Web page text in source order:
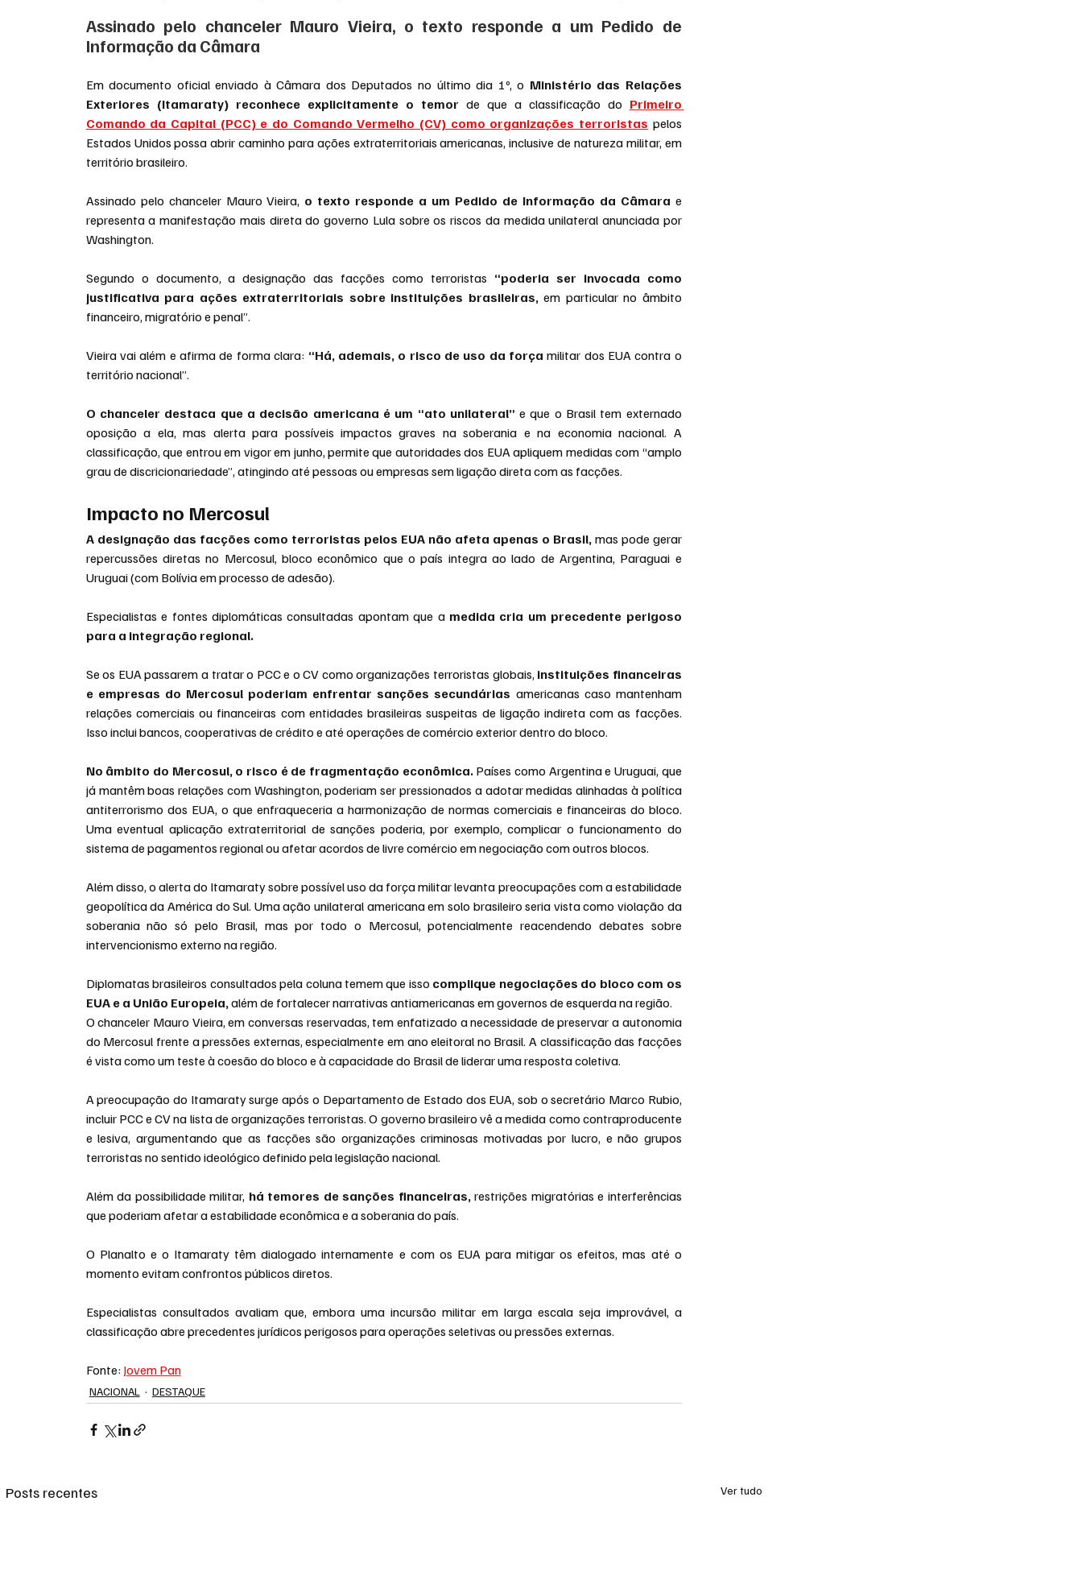
Assinado pelo chanceler Mauro Vieira, o texto responde a um Pedido de
Informação da Câmara
Em documento oficial enviado à Câmara dos Deputados no último dia 1º, o Ministério das Relações
Exteriores (Itamaraty) reconhece explicitamente o temor de que a classificação do Primeiro
Comando da Capital (PCC) e do Comando Vermelho (CV) como organizações terroristas pelos
Estados Unidos possa abrir caminho para ações extraterritoriais americanas, inclusive de natureza militar, em
território brasileiro.
Assinado pelo chanceler Mauro Vieira, o texto responde a um Pedido de Informação da Câmara e
representa a manifestação mais direta do governo Lula sobre os riscos da medida unilateral anunciada por
Washington.
Segundo o documento, a designação das facções como terroristas “poderia ser invocada como
justificativa para ações extraterritoriais sobre instituições brasileiras, em particular no âmbito
financeiro, migratório e penal”.
Vieira vai além e afirma de forma clara: “Há, ademais, o risco de uso da força militar dos EUA contra o
território nacional”.
O chanceler destaca que a decisão americana é um “ato unilateral” e que o Brasil tem externado
oposição a ela, mas alerta para possíveis impactos graves na soberania e na economia nacional. A
classificação, que entrou em vigor em junho, permite que autoridades dos EUA apliquem medidas com “amplo
grau de discricionariedade”, atingindo até pessoas ou empresas sem ligação direta com as facções.
Impacto no Mercosul
A designação das facções como terroristas pelos EUA não afeta apenas o Brasil, mas pode gerar
repercussões diretas no Mercosul, bloco econômico que o país integra ao lado de Argentina, Paraguai e
Uruguai (com Bolívia em processo de adesão).
Especialistas e fontes diplomáticas consultadas apontam que a medida cria um precedente perigoso
para a integração regional.
Se os EUA passarem a tratar o PCC e o CV como organizações terroristas globais, instituições financeiras
e empresas do Mercosul poderiam enfrentar sanções secundárias americanas caso mantenham
relações comerciais ou financeiras com entidades brasileiras suspeitas de ligação indireta com as facções.
Isso inclui bancos, cooperativas de crédito e até operações de comércio exterior dentro do bloco.
No âmbito do Mercosul, o risco é de fragmentação econômica. Países como Argentina e Uruguai, que
já mantêm boas relações com Washington, poderiam ser pressionados a adotar medidas alinhadas à política
antiterrorismo dos EUA, o que enfraqueceria a harmonização de normas comerciais e financeiras do bloco.
Uma eventual aplicação extraterritorial de sanções poderia, por exemplo, complicar o funcionamento do
sistema de pagamentos regional ou afetar acordos de livre comércio em negociação com outros blocos.
Além disso, o alerta do Itamaraty sobre possível uso da força militar levanta preocupações com a estabilidade
geopolítica da América do Sul. Uma ação unilateral americana em solo brasileiro seria vista como violação da
soberania não só pelo Brasil, mas por todo o Mercosul, potencialmente reacendendo debates sobre
intervencionismo externo na região.
Diplomatas brasileiros consultados pela coluna temem que isso complique negociações do bloco com os
EUA e a União Europeia, além de fortalecer narrativas antiamericanas em governos de esquerda na região.
O chanceler Mauro Vieira, em conversas reservadas, tem enfatizado a necessidade de preservar a autonomia
do Mercosul frente a pressões externas, especialmente em ano eleitoral no Brasil. A classificação das facções
é vista como um teste à coesão do bloco e à capacidade do Brasil de liderar uma resposta coletiva.
A preocupação do Itamaraty surge após o Departamento de Estado dos EUA, sob o secretário Marco Rubio,
incluir PCC e CV na lista de organizações terroristas. O governo brasileiro vê a medida como contraproducente
e lesiva, argumentando que as facções são organizações criminosas motivadas por lucro, e não grupos
terroristas no sentido ideológico definido pela legislação nacional.
Além da possibilidade militar, há temores de sanções financeiras, restrições migratórias e interferências
que poderiam afetar a estabilidade econômica e a soberania do país.
O Planalto e o Itamaraty têm dialogado internamente e com os EUA para mitigar os efeitos, mas até o
momento evitam confrontos públicos diretos.
Especialistas consultados avaliam que, embora uma incursão militar em larga escala seja improvável, a
classificação abre precedentes jurídicos perigosos para operações seletivas ou pressões externas.
Fonte: Jovem Pan
NACIONAL DESTAQUE
Posts recentes Ver tudo